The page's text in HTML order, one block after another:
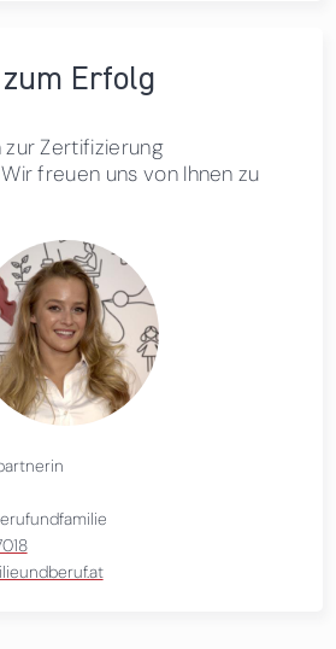
zum Erfolg
zur Zertifizierung
freuen uns von Ihnen zu